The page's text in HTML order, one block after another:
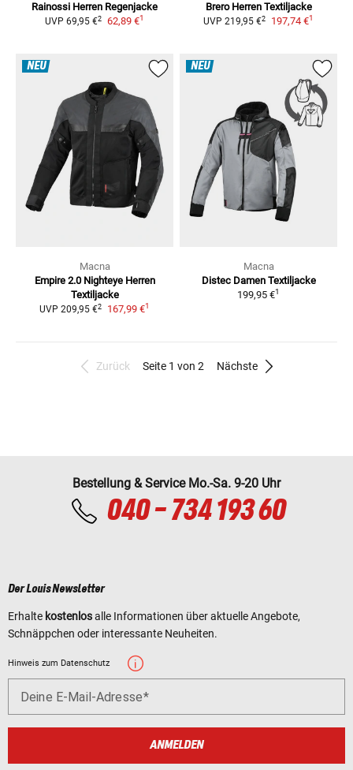
Rainossi Herren Regenjacke
UVP 69,95 €2 62,89 €1
Brero Herren Textiljacke
UVP 219,95 €2 197,74 €1
NEU
Macna
Empire 2.0 Nighteye Herren
Textiljacke
UVP 209,95 €2 167,99 €1
NEU
Macna
Distec Damen Textiljacke
199,95 €1
Zurück Seite 1 von 2 Nächste
Bestellung & Service Mo.-Sa. 9-20 Uhr
040 - 734 193 60
Der Louis Newsletter
Erhalte kostenlosalle Informationen über aktuelle Angebote,
Schnäppchen oder interessante Neuheiten.
Hinweis zum Datenschutz
Deine E-Mail-Adresse
ANMELDEN